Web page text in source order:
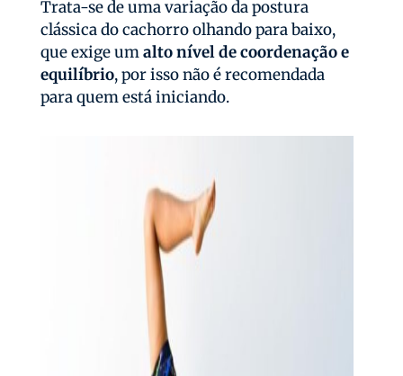
Trata-se de uma variação da postura
clássica do cachorro olhando para baixo,
que exige umalto nível de coordenação e
equilíbrio, por isso não é recomendada
para quem está iniciando.